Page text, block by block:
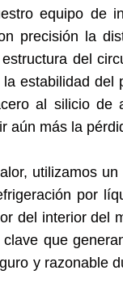
equipo de
precisión la
del
estabilidad
al silicio
aún más la
utilizamos
por
del interior del
que
y razonable